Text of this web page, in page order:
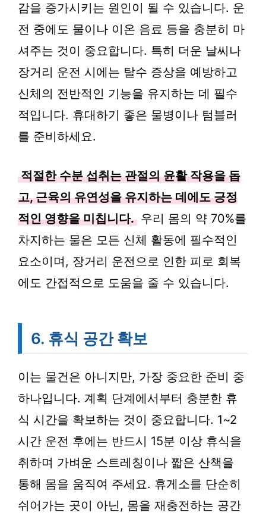
감을 증가시키는 원인이 될 수 있습니다. 운
전 중에도 물이나 이온 음료 등을 충분히 마
셔주는 것이 중요합니다. 특히 더운 날씨나
장거리 운전 시에는 탈수 증상을 예방하고
신체의 전반적인 기능을 유지하는 데 필수
적입니다. 휴대하기 좋은 물병이나 텀블러
를 준비하세요.
적절한 수분 섭취는 관절의 윤활 작용을 돕
고, 근육의 유연성을 유지하는 데에도 긍정
적인 영향을 미칩니다. 우리 몸의 약 70%를
차지하는 물은 모든 신체 활동에 필수적인
요소이며, 장거리 운전으로 인한 피로 회복
에도 간접적으로 도움을 줄 수 있습니다.
6. 휴식 공간 확보
이는 물건은 아니지만, 가장 중요한 준비 중
하나입니다. 계획 단계에서부터 충분한 휴
식 시간을 확보하는 것이 중요합니다. 1~2
시간 운전 후에는 반드시 15분 이상 휴식을
취하며 가벼운 스트레칭이나 짧은 산책을
통해 몸을 움직여 주세요. 휴게소를 단순히
쉬어가는 곳이 아닌, 몸을 재충전하는 공간